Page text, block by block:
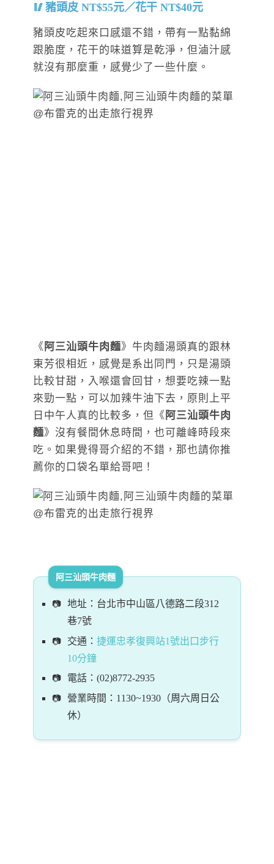
豬頭皮 NT$55元／花干 NT$40元
豬頭皮吃起來口感還不錯，帶有一點黏綿
跟脆度，花干的味道算是乾淨，但滷汁感
就沒有那麼重，感覺少了一些什麼。
《 阿三汕頭牛肉麵》牛肉麵湯頭真的跟林
東芳很相近，感覺是系出同門，只是湯頭
比較甘甜，入喉還會回甘，想要吃辣一點
來勁一點，可以加辣牛油下去，原則上平
日中午人真的比較多，但《 阿三汕頭牛肉
麵》沒有餐間休息時間，也可離峰時段來
吃。如果覺得哥介紹的不錯，那也請你推
薦你的口袋名單給哥吧！
阿三汕頭牛肉麵
地址：台北市中山區八德路二段312
巷7號
交通： 捷運忠孝復興站1號出口步行
10分鐘
電話：(02)8772-2935
營業時間：1130~1930（周六周日公
休）